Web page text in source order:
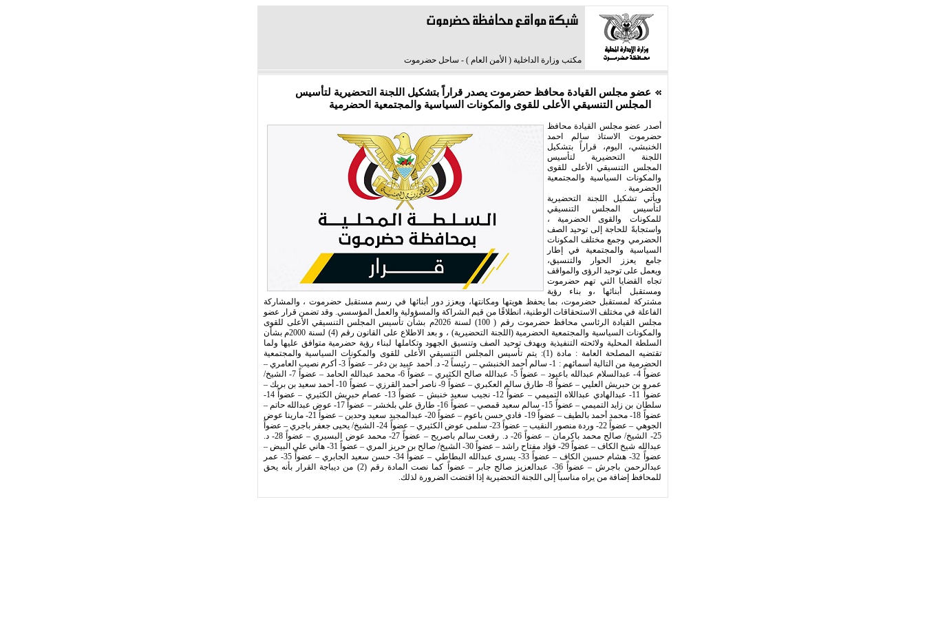
مكتب وزارة الداخلية ( الأمن العام ) - ساحل حضرموت
عضو مجلس القيادة محافظ حضرموت يصدر قراراً بتشكيل اللجنة التحضيرية لتأسيس
المجلس التنسيقي الأعلى للقوى والمكونات السياسية والمجتمعية الحضرمية
أصدر عضو مجلس القيادة محافظ
حضرموت الاستاذ سالم احمد
الخنبشي، اليوم، قراراً بتشكيل
اللجنة التحضيرية لتأسيس
المجلس التنسيقي الأعلى للقوى
والمكونات السياسية والمجتمعية
الحضرمية .
ويأتي تشكيل اللجنة التحضيرية
لتأسيس المجلس التنسيقي
للمكونات والقوى الحضرمية ،
واستجابةً للحاجة إلى توحيد الصف
الحضرمي وجمع مختلف المكونات
السياسية والمجتمعية في إطار
جامع يعزز الحوار والتنسيق،
ويعمل على توحيد الرؤى والمواقف
تجاه القضايا التي تهم حضرموت
ومستقبل أبنائها ،و بناء رؤية
مشتركة لمستقبل حضرموت، بما يحفظ هويتها ومكانتها، ويعزز دور أبنائها في رسم مستقبل حضرموت ، والمشاركة
الفاعلة في مختلف الاستحقاقات الوطنية، انطلاقًا من قيم الشراكة والمسؤولية والعمل المؤسسي. وقد تضمن قرار عضو
مجلس القيادة الرئاسي محافظ حضرموت رقم ( 100) لسنة 2026م بشأن تأسيس المجلس التنسيقي الأعلى للقوى
والمكونات السياسية والمجتمعية الحضرمية (اللجنة التحضيرية) ، و بعد الاطلاع على القانون رقم (4) لسنة 2000م بشأن
السلطة المحلية ولائحته التنفيذية وبهدف توحيد الصف وتنسيق الجهود وتكاملها لبناء رؤية حضرمية متوافق عليها ولما
تقتضيه المصلحة العامة : مادة (1): يتم تأسيس المجلس التنسيقي الأعلى للقوى والمكونات السياسية والمجتمعية
الحضرمية من التالية أسمائهم : 1- سالم أحمد الخنبشي – رئيساً 2- د. أحمد عبيد بن دغر – عضواً 3- أكرم نصيب العامري –
عضواً 4- عبدالسلام عبدالله باعبود – عضواً 5- عبدالله صالح الكثيري – عضواً 6- محمد عبدالله الحامد – عضواً 7- الشيخ/
عمرو بن حبريش العليي – عضواً 8- طارق سالم العكبري – عضواً 9- ناصر أحمد القرزي – عضواً 10- أحمد سعيد بن بريك –
عضواً 11- عبدالهادي عبداللاه التميمي – عضواً 12- نجيب سعيد خنبش – عضواً 13- عصام حبريش الكثيري – عضواً 14-
سلطان بن زايد التميمي – عضواً 15- سالم سعيد قمصي – عضواً 16- طارق علي بلخشر – عضواً 17- عوض عبدالله حاتم –
عضواً 18- محمد أحمد بالطيف – عضواً 19- فادي حسن باعوم – عضواً 20- عبدالمجيد سعيد وحدين – عضواً 21- مارينا عوض
الجوهي – عضواً 22- وردة منصور النقيب – عضواً 23- سلمى عوض الكثيري – عضواً 24- الشيخ/ يحيى جعفر باجري – عضواً
25- الشيخ/ صالح محمد باكرمان – عضواً 26- د. رفعت سالم باصريح – عضواً 27- محمد عوض البسيري – عضواً 28- د.
عبدالله شيخ الكاف – عضواً 29- فؤاد مفتاح راشد – عضواً 30- الشيخ/ صالح بن حريز المري – عضواً 31- هاني علي البيض –
عضواً 32- هشام حسين الكاف – عضواً 33- يسرى عبدالله البطاطي – عضواً 34- حسن سعيد الجابري – عضواً 35- عمر
عبدالرحمن باجرش – عضواً 36- عبدالعزيز صالح جابر – عضواً كما نصت المادة رقم (2) من ديباجة القرار بأنه يحق
للمحافظ إضافة من يراه مناسباً إلى اللجنة التحضيرية إذا اقتضت الضرورة لذلك.